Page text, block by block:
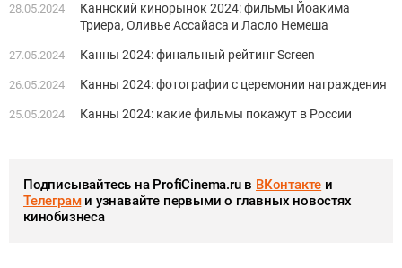
28.05.2024
Каннский кинорынок 2024: фильмы Йоакима
Триера, Оливье Ассайаса и Ласло Немеша
27.05.2024 Канны 2024: финальный рейтинг Screen
26.05.2024 Канны 2024: фотографии с церемонии награждения
25.05.2024 Канны 2024: какие фильмы покажут в России
Подписывайтесь на ProfiCinema.ru в ВКонтакте и
Телеграми узнавайте первыми о главных новостях
кинобизнеса